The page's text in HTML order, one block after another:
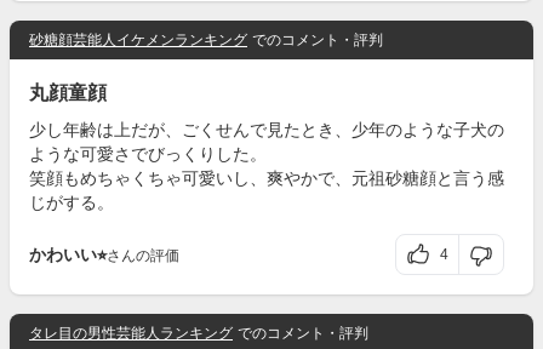
砂糖顔芸能人イケメンランキング でのコメント・評判
丸顔童顔
少し年齢は上だが、ごくせんで見たとき、少年のような子犬の
ような可愛さでびっくりした。
笑顔もめちゃくちゃ可愛いし、爽やかで、元祖砂糖顔と言う感
じがする。
かわいい⭐︎さんの評価 4
タレ目の男性芸能人ランキング でのコメント・評判